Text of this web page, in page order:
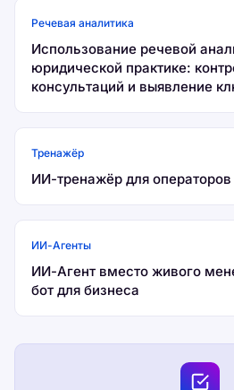
Речевая аналитика
Использование речевой
юридической практике:
консультаций и выявление
Тренажёр
ИИ-тренажёр для операторов
ИИ-Агенты
ИИ-Агент вместо живого
бот для бизнеса